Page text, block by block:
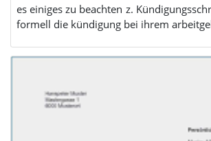
es einiges zu beachten z.
formell die kündigung bei ihrem